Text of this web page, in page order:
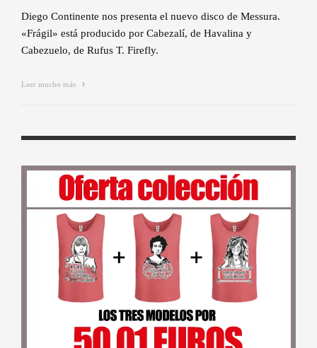
Diego Continente nos presenta el nuevo disco de Messura.
«Frágil» está producido por Cabezalí, de Havalina y
Cabezuelo, de Rufus T. Firefly.
Leer mucho más